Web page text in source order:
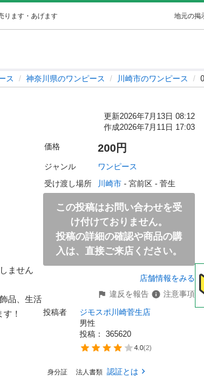
ります・あげます 地元の掲
ス 神奈川県のワンピース 川崎市のワンピース
更新2026年7月13日 08:12
作成2026年7月11日 17:03
ません
品、生活
！
価格 200円
ジャンル
ワンピース
受け渡し場所
川崎市 - 宮前区 - 菅生
この投稿はお問い合わせを受
け付けておりません。
投稿の詳細の確認や商品の購
入は、直接ご来店ください。
店舗情報をみる
違反を報告
注意事項
投稿者
ジモスポ川崎菅生店
男性
投稿： 365620
4.0(2)
身分証 法人書類 認証とは